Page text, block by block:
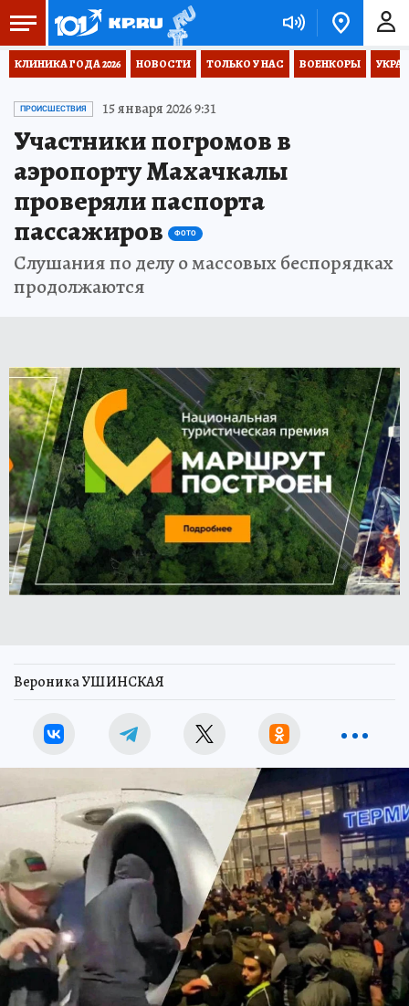
КЛИНИКА ГОДА 2026 НОВОСТИ ТОЛЬКО У НАС ВОЕНКОРЫ
ПРОИСШЕСТВИЯ 15 января 2026 9:31
Участники погромов в
аэропорту Махачкалы
проверяли паспорта
пассажиров
ФОТО
Слушания по делу о массовых беспорядках
продолжаются
Вероника УШИНСКАЯ